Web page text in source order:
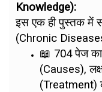
Knowledge):
इस एक ही पुस्तक में
(Chronic
📖 704 पेज का
(Causes),
(Treatment)